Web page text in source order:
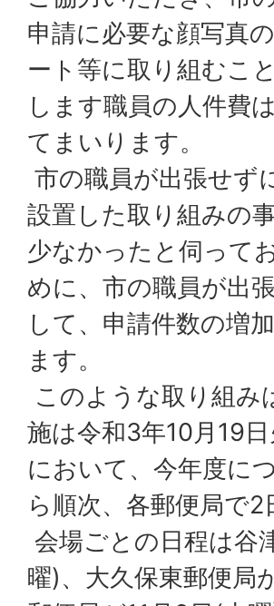
申請に必要な顔写真
ート等に取り組むこ
します職員の人件費
てまいります。
市の職員が出張せず
設置した取り組みの
少なかったと伺って
めに、市の職員が出
して、申請件数の増
ます。
このような取り組み
施は令和3年10月19
において、今年度に
ら順次、各郵便局で
会場ごとの日程は谷
曜)、大久保東郵便局